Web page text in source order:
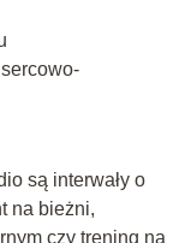
są interwały o
na bieżni,
czy trening na